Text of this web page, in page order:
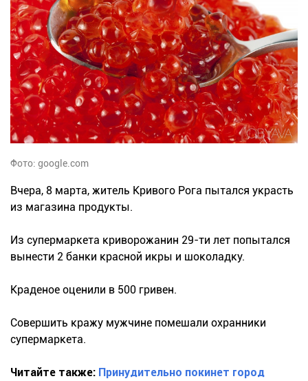
Фото: google.com
Вчера, 8 марта, житель Кривого Рога пытался украсть
из магазина продукты.
Из супермаркета криворожанин 29-ти лет попытался
вынести 2 банки красной икры и шоколадку.
Краденое оценили в 500 гривен.
Совершить кражу мужчине помешали охранники
супермаркета.
Читайте также: Принудительно покинет город